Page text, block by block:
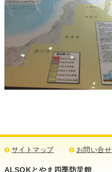
サイトマップ お問い合せ
ALSOKとやま四季防災館